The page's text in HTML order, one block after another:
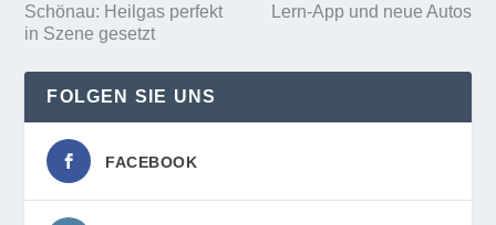
Schönau: Heilgas perfekt
in Szene gesetzt
Lern-App und neue Autos
FOLGEN SIE UNS
FACEBOOK